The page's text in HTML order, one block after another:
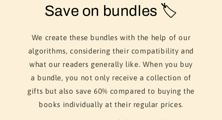
Save on bundles 🏷️
We create these bundles with the help of our
algorithms, considering their compatibility and
what our readers generally like. When you buy
a bundle, you not only receive a collection of
gifts but also save 60% compared to buying the
books individually at their regular prices.